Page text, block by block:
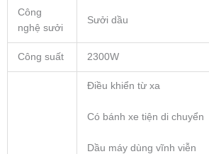
Công
nghệ sưởi
Sưởi dầu
Công suất 2300W
Điều khiển từ xa
Có bánh xe tiện di chuyển
Dầu máy dùng vĩnh viễn